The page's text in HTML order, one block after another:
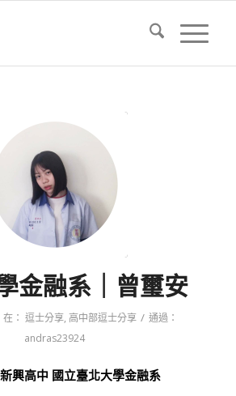
金融系｜曾璽安
在： 逗士分享, 高中部逗士分享 / 通過：
andras23924
興高中 國立臺北大學金融系